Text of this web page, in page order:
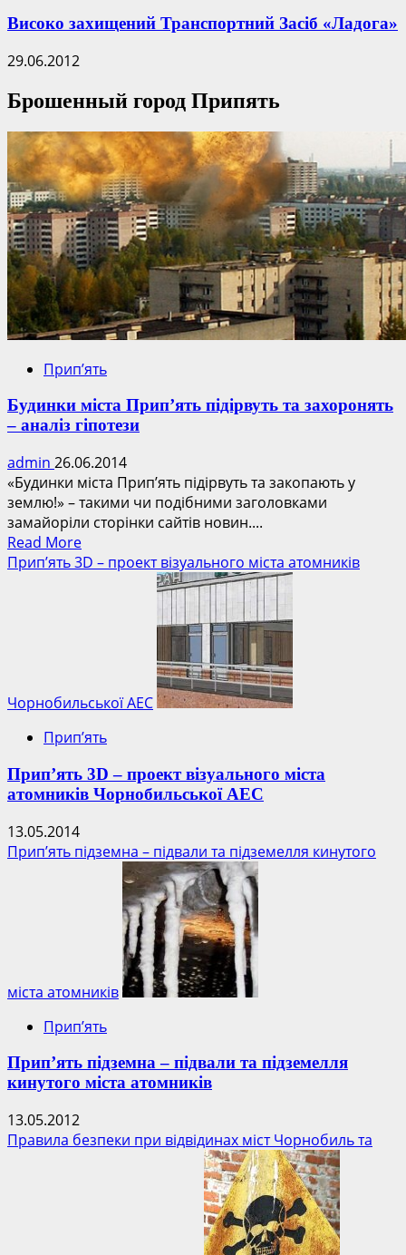
Високо захищений Транспортний Засіб «Ладога»
29.06.2012
Брошенный город Припять
Прип’ять
Будинки міста Прип’ять підірвуть та захоронять
– аналіз гіпотези
admin 26.06.2014
«Будинки міста Прип’ять підірвуть та закопають у
землю!» – такими чи подібними заголовками
замайоріли сторінки сайтів новин....
Read MoreRead
more
захоронять
аналіз
Прип’ять 3D – проект візуального міста атомників
Чорнобильської АЕС
Прип’ять
Прип’ять 3D – проект візуального міста
атомників Чорнобильської АЕС
13.05.2014
Прип’ять підземна – підвали та підземелля кинутого
міста атомників
Прип’ять
Прип’ять підземна – підвали та підземелля
кинутого міста атомників
13.05.2012
Правила безпеки при відвідинах міст Чорнобиль та